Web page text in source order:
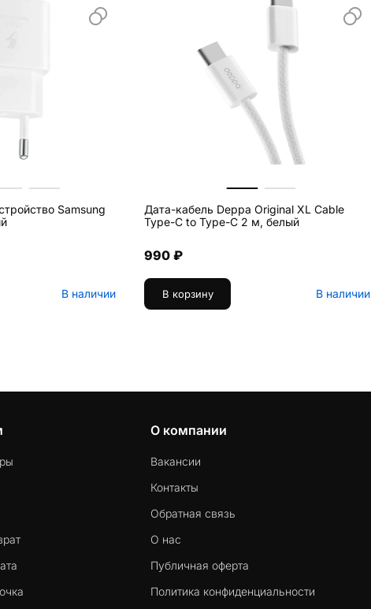
Samsung
В наличии
Дата-кабель Deppa Original XL Cable
Type-C to Type-C 2 м, белый
990 ₽
В корзину В наличии
О компании
Вакансии
Контакты
Обратная связь
О нас
Публичная оферта
Политика конфиденциальности